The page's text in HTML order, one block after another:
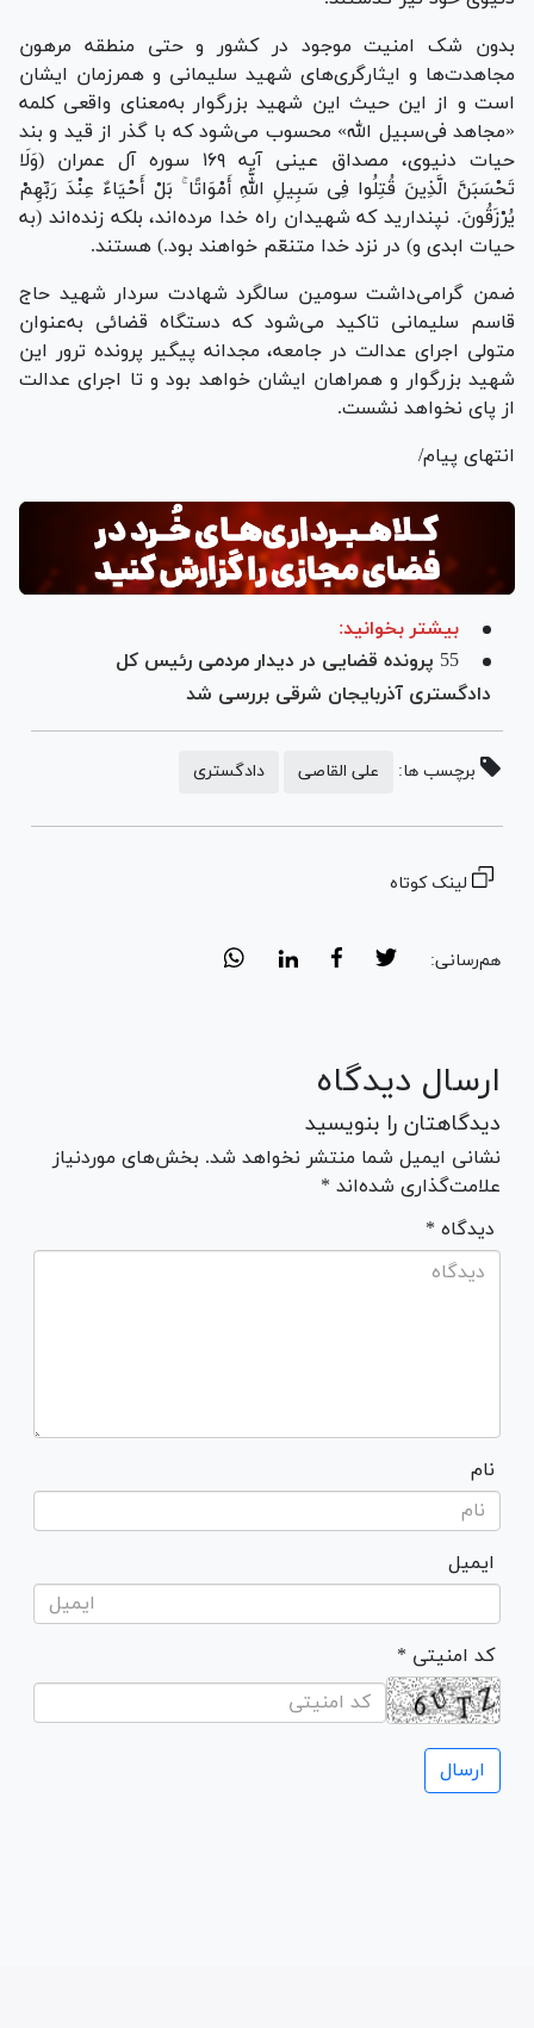
بدون شک امنیت موجود در کشور و حتی منطقه مرهون
مجاهدت‌ها و ایثارگری‌های شهید سلیمانی و همرزمان ایشان
است و از این حیث این شهید بزرگوار به‌معنای واقعی کلمه
«مجاهد فی‌سبیل الله» محسوب می‌شود که با گذر از قید و بند
حیات دنیوی، مصداق عینی آیه ۱۶۹ سوره آل عمران (وَلَا
تَحْسَبَنَّ الَّذِینَ قُتِلُوا فِی سَبِیلِ اللَّهِ أَمْوَاتًا ۚ بَلْ أَحْیَاءٌ عِنْدَ رَبِّهِمْ
یُرْزَقُونَ. نپندارید که شهیدان راه خدا مرده‌اند، بلکه زنده‌اند (به
حیات ابدی و) در نزد خدا متنعّم خواهند بود.) هستند.
ضمن گرامی‌داشت سومین سالگرد شهادت سردار شهید حاج
قاسم سلیمانی تاکید می‌شود که دستگاه قضائی به‌عنوان
متولی اجرای عدالت در جامعه، مجدانه پیگیر پرونده ترور این
شهید بزرگوار و همراهان ایشان خواهد بود و تا اجرای عدالت
از پای نخواهد نشست.
انتهای پیام/
بیشتر بخوانید:
55 پرونده قضایی در دیدار مردمی رئیس کل
دادگستری آذربایجان شرقی بررسی شد
برچسب ها: علی القاصی دادگستری
لینک کوتاه
هم‌رسانی:
ارسال دیدگاه
دیدگاهتان را بنویسید
نشانی ایمیل شما منتشر نخواهد شد. بخش‌های موردنیاز
علامت‌گذاری شده‌اند *
* دیدگاه
نام
ایمیل
* کد امنیتی